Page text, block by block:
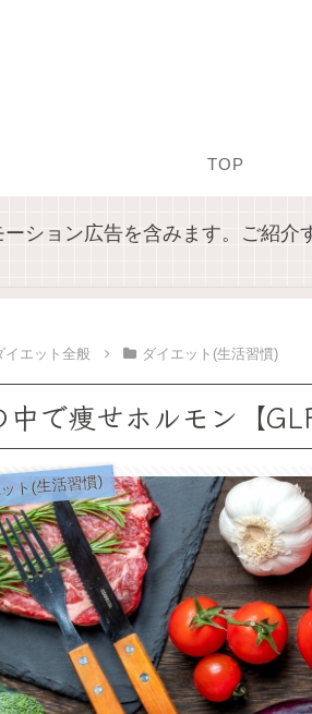
TOP
ション広告を含みます。ご紹介
イエット全般 ダイエット(生活習慣)
中で痩せホルモン【
ト(生活習慣)